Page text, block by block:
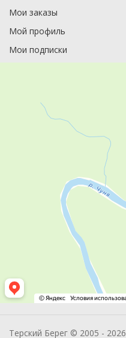
Мои заказы
Мой профиль
Мои подписки
Терский Берег © 2005 - 2026